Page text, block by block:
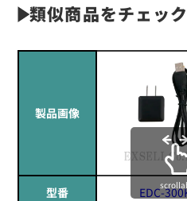
類似商品をチェック
製品画像
型番 EDC-